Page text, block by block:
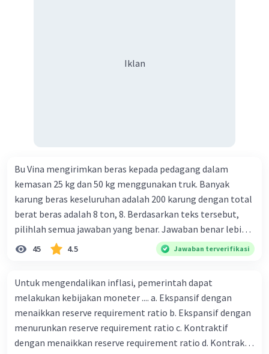
Iklan
Bu Vina mengirimkan beras kepada pedagang dalam
kemasan 25 kg dan 50 kg menggunakan truk. Banyak
karung beras keseluruhan adalah 200 karung dengan total
berat beras adalah 8 ton, 8. Berdasarkan teks tersebut,
pilihlah semua jawaban yang benar. Jawaban benar lebih
dari satu. Banyak karung beras kemasan 25 kg adalah 50
buah. Banyak karung beras kemasan 50 kg adalah 150
ton. Perbandingan berat beras kemasan 25 kg dan 50 kg
dalam truk adalah 1: 3. 9. Berdasarkan teks tersebut, jika
biaya setiap beras karung kecil adalah Rp7.500 dan karung
besar Rp14.000, berapakah biaya angkut semua beras yang
harus dibayar oleh Bu Vina? A. Rp2.540.000 C. Rp2.312.000 B.
45 4.5 Jawaban terverifikasi
Untuk mengendalikan inflasi, pemerintah dapat
melakukan kebijakan moneter .... a. Ekspansif dengan
menaikkan reserve requirement ratio b. Ekspansif dengan
menurunkan reserve requirement ratio c. Kontraktif
dengan menaikkan reserve requirement ratio d. Kontraktif